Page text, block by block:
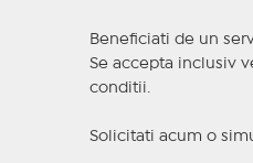
Beneficiati de un
Se accepta inclusiv
conditii.
Solicitati acum o